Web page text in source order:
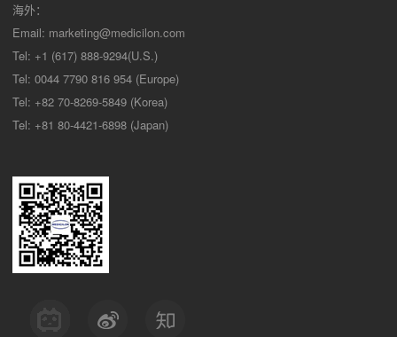
海外：
Email: marketing@medicilon.com
Tel: +1 (617) 888-9294(U.S.)
Tel: 0044 7790 816 954 (Europe)
Tel: +82 70-8269-5849 (Korea)
Tel: +81 80-4421-6898 (Japan)